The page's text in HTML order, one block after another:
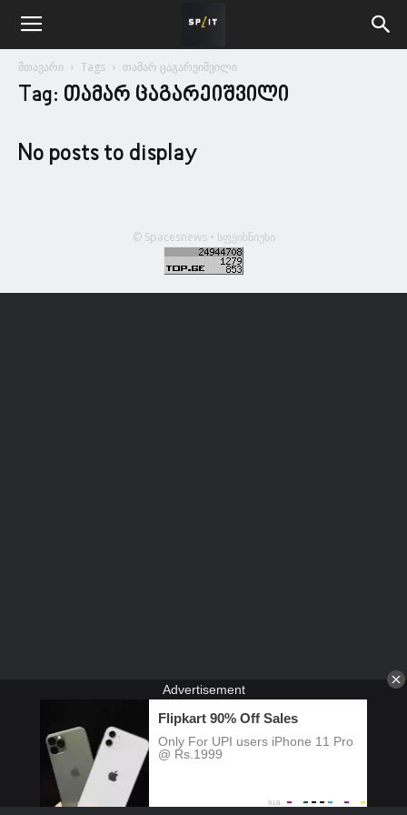
მთავარი Tags თამარ ცაგარეიშვილი
Tag: თამარ ცაგარეიშვილი
No posts to display
© Spacesnews • სფეისნიუსი